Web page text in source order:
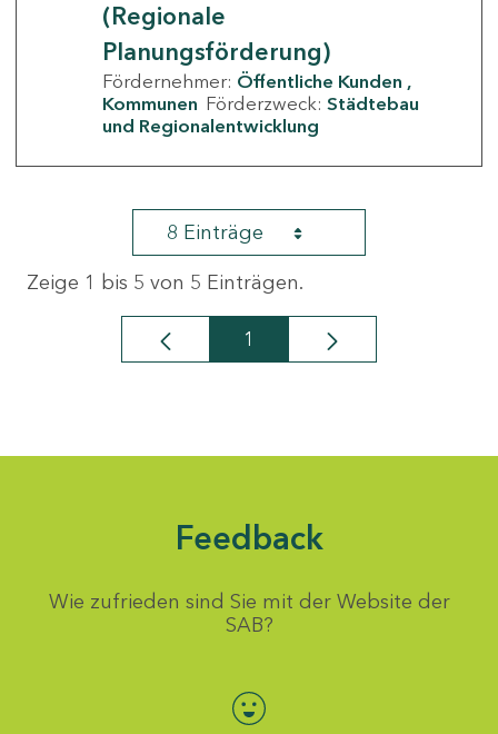
(Regionale
Planungsförderung)
Fördernehmer: Öffentliche Kunden
Kommunen Förderzweck: Städtebau
und Regionalentwicklung
8 Einträge
Zeige 1 bis 5 von 5 Einträgen.
Seite
1
Feedback
Wie zufrieden sind Sie mit der Website der
SAB?
Bewertung auswählen